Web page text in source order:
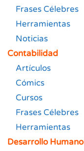
Frases Célebres
Herramientas
Noticias
Contabilidad
Artículos
Cómics
Cursos
Frases Célebres
Herramientas
Desarrollo Humano